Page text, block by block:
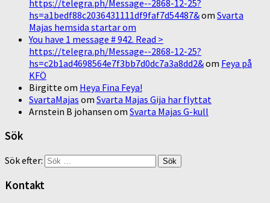
https://telegra.ph/Message--2868-12-25?
hs=a1bedf88c2036431111df9faf7d54487&om Svarta
Majas hemsida startar om
You have 1 message # 942. Read >
https://telegra.ph/Message--2868-12-25?
hs=c2b1ad4698564e7f3bb7d0dc7a3a8dd2&om Feya på
KFÖ
Birgitte om Heya Fina Feya!
SvartaMajas om Svarta Majas Gija har flyttat
Arnstein B johansen om Svarta Majas G-kull
Sök
Sök efter:
Kontakt